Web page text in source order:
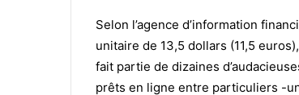
Selon l’agence d’information
unitaire de 13,5 dollars (11,5
fait partie de dizaines
prêts en ligne entre particuliers -